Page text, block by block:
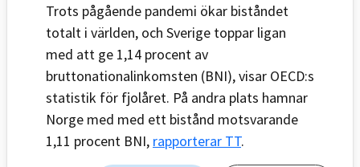
Trots pågående pandemi ökar biståndet
totalt i världen, och Sverige toppar ligan
med att ge 1,14 procent av
bruttonationalinkomsten (BNI), visar OECD:s
statistik för fjolåret. På andra plats hamnar
Norge med med ett bistånd motsvarande
1,11 procent BNI, rapporterar TT.